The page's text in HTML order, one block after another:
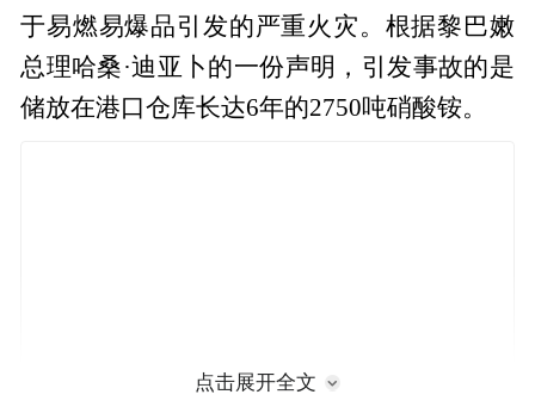
于易燃易爆品引发的严重火灾。根据黎巴嫩
总理哈桑·迪亚卜的一份声明，引发事故的是
储放在港口仓库长达6年的2750吨硝酸铵。
点击展开全文